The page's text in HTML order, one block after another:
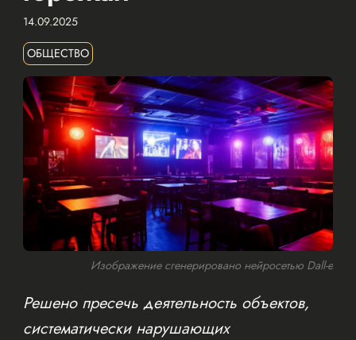
14.09.2025
ОБЩЕСТВО
Изображение сгенерировано нейросетью Dall-e
Решено пресечь деятельность объектов,
систематически нарушающих